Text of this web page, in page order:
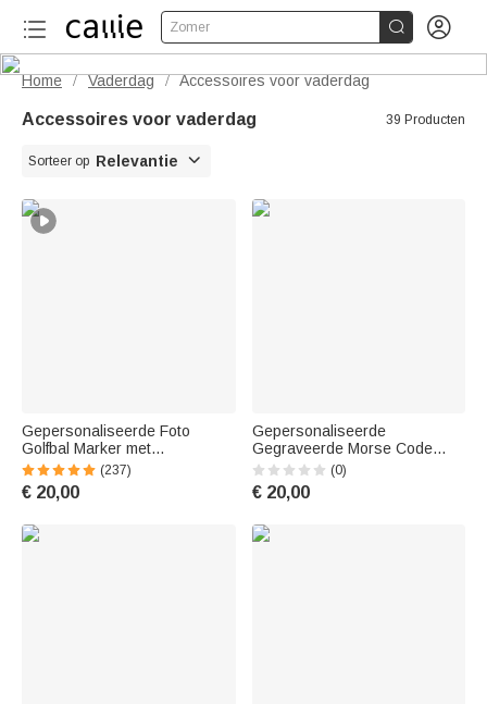
Zomer  
Home / Vaderdag / Accessoires voor vaderdag
Accessoires voor vaderdag 39 Producten
Sorteer op Relevantie 
Gepersonaliseerde Foto
Golfbal Marker met
Magnetische Hoed Clip met
Naam Verjaardag Vaderdag
Geschenk voor Golfliefhebber
(237)
€ 20,00
Gepersonaliseerde
Gegraveerde Morse Code
Armband met Geheime
Boodschap Vaderdag
Verjaardagscadeau voor Hem
(0)
€ 20,00